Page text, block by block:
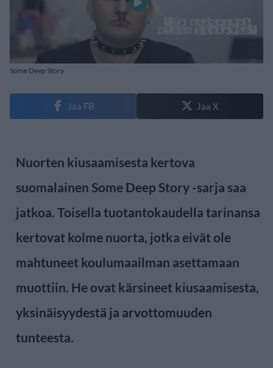
Some Deep Story
Jaa FB Jaa X
Nuorten kiusaamisesta kertova
suomalainen Some Deep Story -sarja saa
jatkoa. Toisella tuotantokaudella tarinansa
kertovat kolme nuorta, jotka eivät ole
mahtuneet koulumaailman asettamaan
muottiin. He ovat kärsineet kiusaamisesta,
yksinäisyydestä ja arvottomuuden
tunteesta.